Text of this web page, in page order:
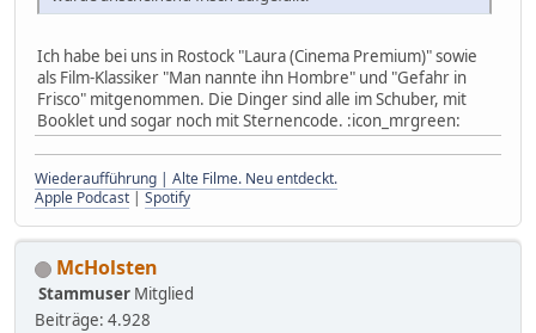
Ich habe bei uns in Rostock "Laura (Cinema Premium)" sowie
als Film-Klassiker "Man nannte ihn Hombre" und "Gefahr in
Frisco" mitgenommen. Die Dinger sind alle im Schuber, mit
Booklet und sogar noch mit Sternencode. :icon_mrgreen:
Wiederaufführung | Alte Filme. Neu entdeckt.
Apple Podcast | Spotify
McHolsten
Stammuser Mitglied
Beiträge: 4.928